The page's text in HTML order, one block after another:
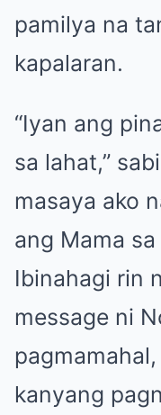
pamilya na
kapalaran.
“Iyan ang
sa lahat,”
masaya ako
ang Mama
Ibinahagi rin
message ni
kanyang